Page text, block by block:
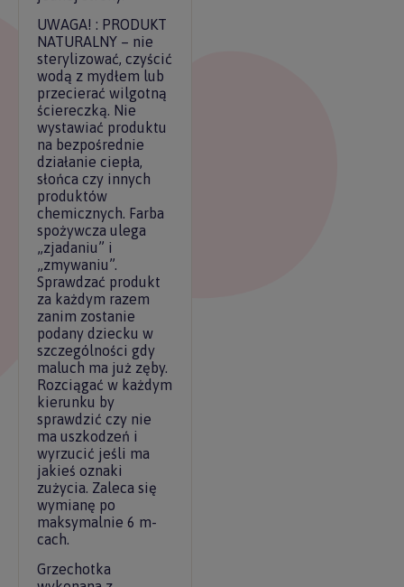
UWAGA! : PRODUKT
NATURALNY – nie
sterylizować, czyścić
wodą z mydłem lub
przecierać wilgotną
ściereczką. Nie
wystawiać produktu
na bezpośrednie
działanie ciepła,
słońca czy innych
produktów
chemicznych. Farba
spożywcza ulega
„zjadaniu” i
„zmywaniu”.
Sprawdzać produkt
za każdym razem
zanim zostanie
podany dziecku w
szczególności gdy
maluch ma już zęby.
Rozciągać w każdym
kierunku by
sprawdzić czy nie
ma uszkodzeń i
wyrzucić jeśli ma
jakieś oznaki
zużycia. Zaleca się
wymianę po
maksymalnie 6 m-
cach.
Grzechotka